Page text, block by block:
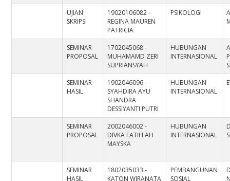
UJIAN
SKRIPSI
19020106082 -
REGINA MAUREN
PATRICIA
PSIKOLOGI
SEMINAR
PROPOSAL
1702045068 -
MUHAMAMD ZERI
SUPRIANSYAH
HUBUNGAN
INTERNASIONAL
SEMINAR
HASIL
1902046096 -
SYAHDIRA AYU
SHANDRA
DESSIYANTI PUTRI
HUBUNGAN
INTERNASIONAL
SEMINAR
PROPOSAL
2002046002 -
DIVKA FATIH'AH
MAYSKA
HUBUNGAN
INTERNASIONAL
SEMINAR
HASIL
1802035033 -
KATON WIRANATA
PEMBANGUNAN
SOSIAL